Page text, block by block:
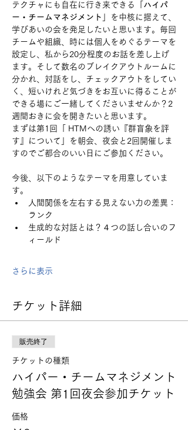
テクチャにも自在に行き来できる「 ハイパ
ー・チームマネジメント
」を中核に据えて、
学びあいの会を発足したいと思います。毎回
チームや組織、時には個人をめぐるテーマを
設定し、私から20分程度のお話を差し上げ
ます。そして数名のブレイクアウトルームに
分かれ、対話をし、チェックアウトをしてい
く、短いけれど気づきをお互いに得ることが
できる場にご一緒してくださいませんか？2
週間おきに会を開きたいと思います。
まずは第1回「 HTMへの誘い『群盲象を評
す』について」を朝会、夜会と2回開催しま
すのでご都合のいい日にご参加ください。
今後、以下のようなテーマを用意していま
す。
人間関係を左右する見えない力の差異：
ランク
生成的な対話とは？４つの話し合いのフ
ィールド
さらに表示
チケット詳細
販売終了
チケットの種類
ハイパー・チームマネジメント
勉強会 第1回夜会参加チケット
価格